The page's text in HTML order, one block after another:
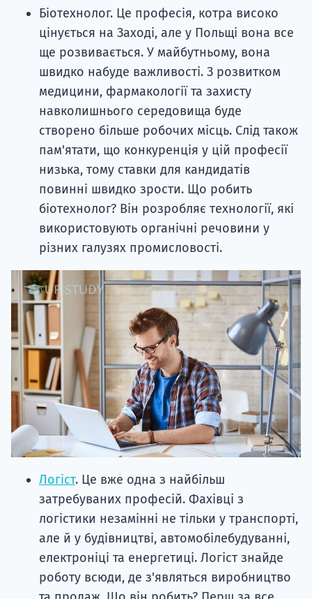
Біотехнолог. Це професія, котра високо
цінується на Заході, але у Польщі вона все
ще розвивається. У майбутньому, вона
швидко набуде важливості. З розвитком
медицини, фармакології та захисту
навколишнього середовища буде
створено більше робочих місць. Слід також
пам'ятати, що конкуренція у цій професії
низька, тому ставки для кандидатів
повинні швидко зрости. Що робить
біотехнолог? Він розробляє технології, які
використовують органічні речовини у
різних галузях промисловості.
Логіст. Це вже одна з найбільш
затребуваних професій. Фахівці з
логістики незамінні не тільки у транспорті,
але й у будівництві, автомобілебудуванні,
електроніці та енергетиці. Логіст знайде
роботу всюди, де з'являться виробництво